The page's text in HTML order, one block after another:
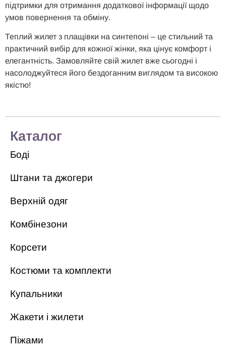
підтримки для отримання додаткової інформації щодо
умов повернення та обміну.
Теплий жилет з плащівки на синтепоні – це стильний та
практичний вибір для кожної жінки, яка цінує комфорт і
елегантність. Замовляйте свій жилет вже сьогодні і
насолоджуйтеся його бездоганним виглядом та високою
якістю!
Каталог
Боді
Штани та джогери
Верхній одяг
Комбінезони
Корсети
Костюми та комплекти
Купальники
Жакети і жилети
Піжами